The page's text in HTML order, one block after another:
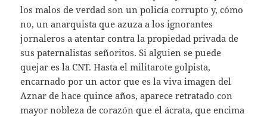
los malos de verdad son un policía corrupto y, cómo
no, un anarquista que azuza a los ignorantes
jornaleros a atentar contra la propiedad privada de
sus paternalistas señoritos. Si alguien se puede
quejar es la CNT. Hasta el militarote golpista,
encarnado por un actor que es la viva imagen del
Aznar de hace quince años, aparece retratado con
mayor nobleza de corazón que el ácrata, que encima